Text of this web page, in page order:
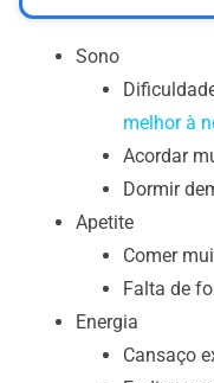
Sono
melhor à
Acordar
Dormir
Apetite
Comer
Falta de
Energia
Cansaço